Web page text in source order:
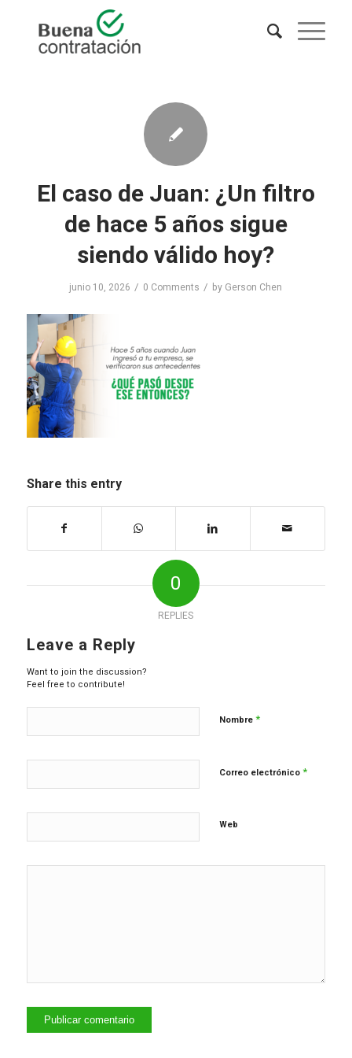
El caso de Juan: ¿Un filtro
de hace 5 años sigue
siendo válido hoy?
junio 10, 2026 / 0 Comments / by Gerson Chen
Share this entry
0
REPLIES
Leave a Reply
Want to join the discussion?
Feel free to contribute!
Nombre *
Correo electrónico *
Web